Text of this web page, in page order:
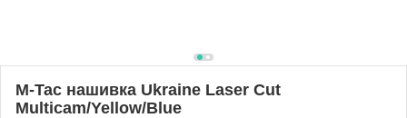
M-Tac нашивка Ukraine Laser Cut
Multicam/Yellow/Blue